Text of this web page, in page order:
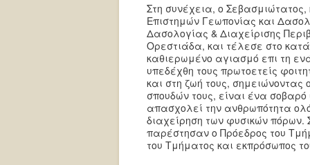
Στη συνέχεια, ο
Επιστημών Γεωπονίας και
Δασολογίας & Διαχείρισης
Ορεστιάδα, και τέλεσε στο
καθιερωμένο αγιασμό επι τη
υπεδέχθη τους πρωτοετείς
και στη ζωή τους,
σπουδών τους, είναι ένα
απασχολεί την ανθρωπότητα
διαχείρηση των φυσικών πόρων.
παρέστησαν ο Πρόεδρος του
του Τμήματος και εκπρόσωπος